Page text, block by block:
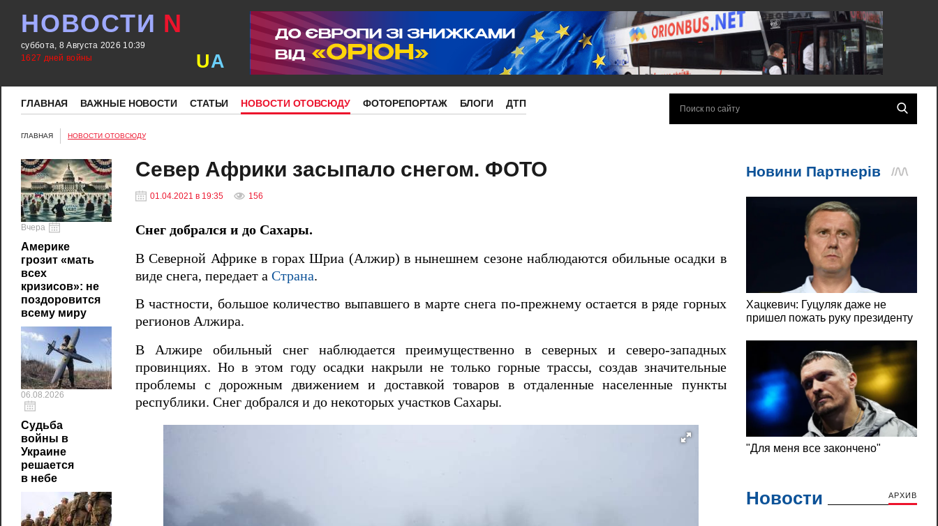
НОВОСТИ N
суббота, 8 Августа 2026 10:39
1627 дней войны
UA
ГЛАВНАЯ ВАЖНЫЕ НОВОСТИ СТАТЬИ НОВОСТИ ОТОВСЮДУ ФОТОРЕПОРТАЖ БЛОГИ ДТП
ГЛАВНАЯ НОВОСТИ ОТОВСЮДУ
Вчера
Америке
грозит «мать
всех
кризисов»: не
поздоровится
всему миру
06.08.2026
Судьба
войны в
Украине
решается
в небе
Север Африки засыпало снегом. ФОТО
01.04.2021 в 19:35 156
Снег добрался и до Сахары.
В Северной Африке в горах Шриа (Алжир) в нынешнем сезоне наблюдаются обильные осадки в
виде снега, передает а Страна.
В частности, большое количество выпавшего в марте снега по-прежнему остается в ряде горных
регионов Алжира.
В Алжире обильный снег наблюдается преимущественно в северных и северо-западных
провинциях. Но в этом году осадки накрыли не только горные трассы, создав значительные
проблемы с дорожным движением и доставкой товаров в отдаленные населенные пункты
республики. Снег добрался и до некоторых участков Сахары.
Новости АРХИВ